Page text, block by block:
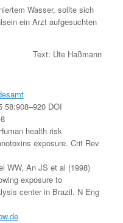
Wasser, sollte sich
ein Arzt aufgesuchten
Text: Ute Haßmann
58:908–920 DOI
health risk
exposure. Crit Rev
WW, An JS et al (1998)
exposure to
center in Brazil. N Eng